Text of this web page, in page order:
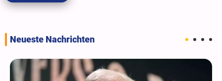
Neueste Nachrichten